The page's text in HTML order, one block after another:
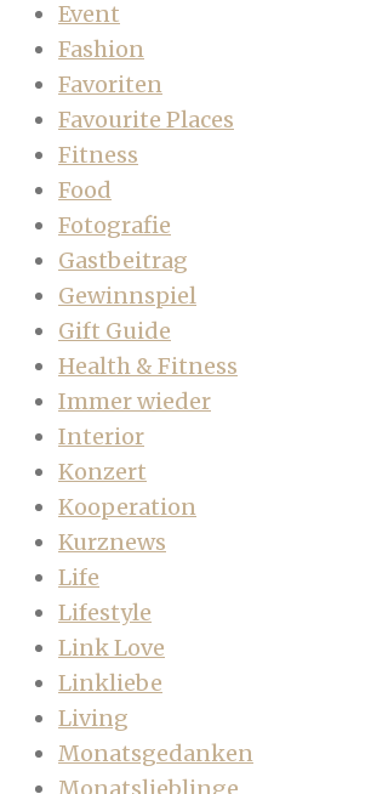
Event
Fashion
Favoriten
Favourite Places
Fitness
Food
Fotografie
Gastbeitrag
Gewinnspiel
Gift Guide
Health & Fitness
Immer wieder
Interior
Konzert
Kooperation
Kurznews
Life
Lifestyle
Link Love
Linkliebe
Living
Monatsgedanken
Monatslieblinge